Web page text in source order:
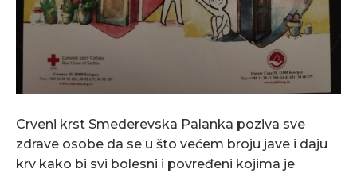
Crveni krst Smederevska Palanka poziva sve
zdrave osobe da se u što većem broju jave i daju
krv kako bi svi bolesni i povređeni kojima je